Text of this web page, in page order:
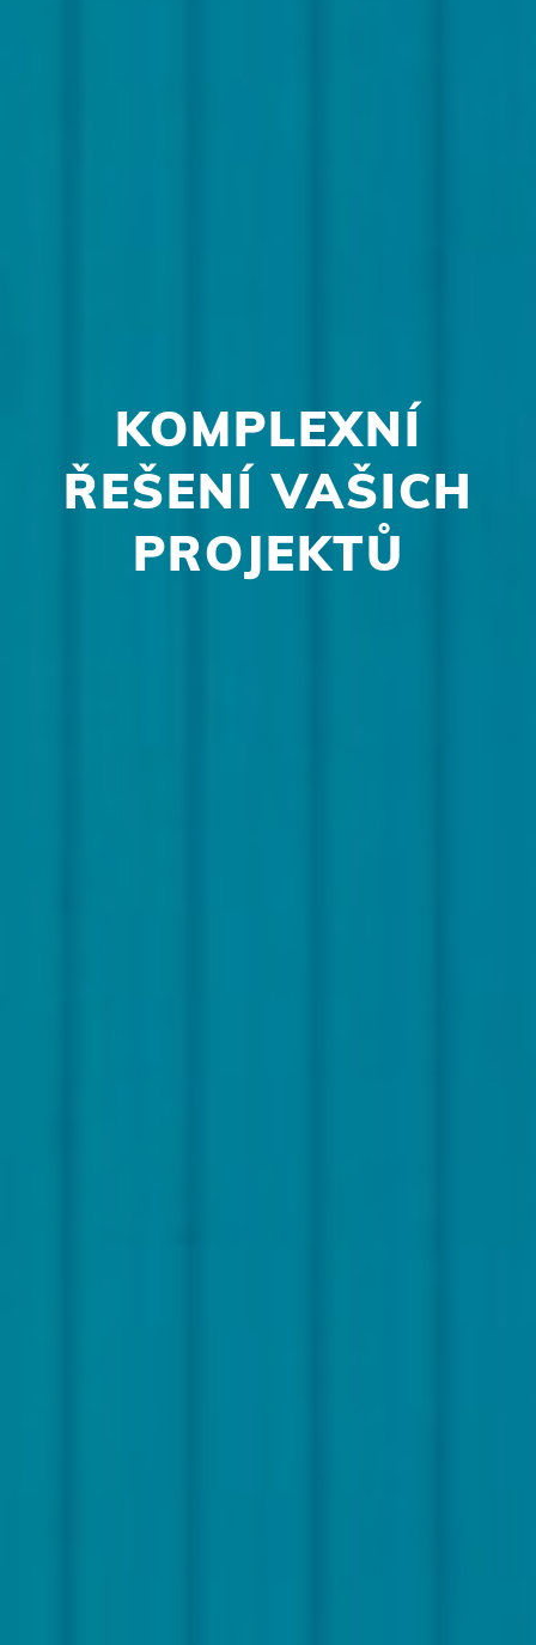
KOMPLEXNÍ
ŘEŠENÍ VAŠICH
PROJEKTŮ